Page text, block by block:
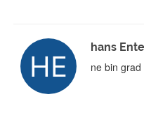
hans
ne bin